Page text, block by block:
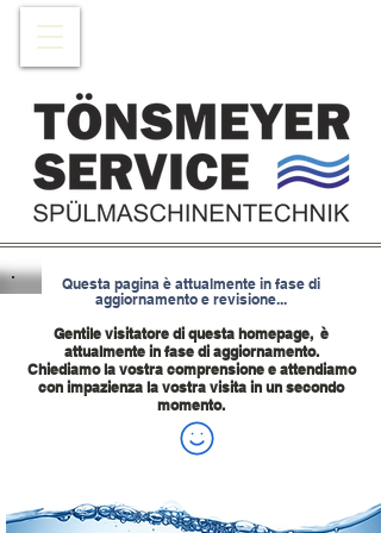
Questa pagina è attualmente in fase di
aggiornamento e revisione...
Gentile visitatore di questa homepage, è
attualmente in fase di aggiornamento.
Chiediamo la vostra comprensione e attendiamo
con impazienza la vostra visita in un secondo
momento.